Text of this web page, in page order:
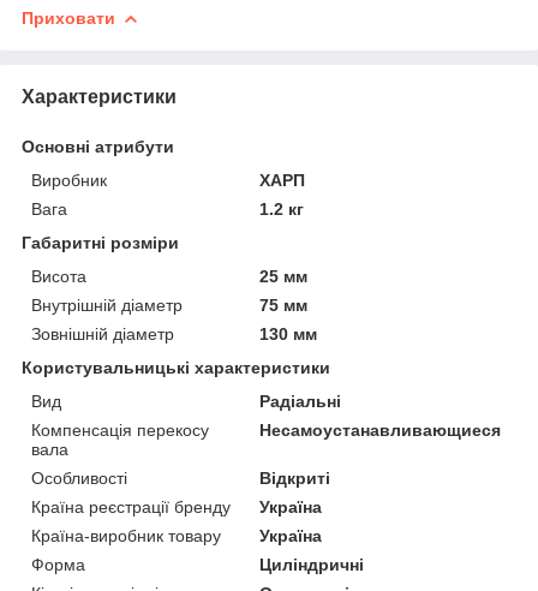
Приховати
Характеристики
Основні атрибути
Виробник
ХАРП
Вага
1.2 кг
Габаритні розміри
Висота
25 мм
Внутрішній діаметр
75 мм
Зовнішній діаметр
130 мм
Користувальницькі характеристики
Вид
Радіальні
Компенсація перекосу
вала
Несамоустанавливающиеся
Особливості
Відкриті
Країна реєстрації бренду
Україна
Країна-виробник товару
Україна
Форма
Циліндричні